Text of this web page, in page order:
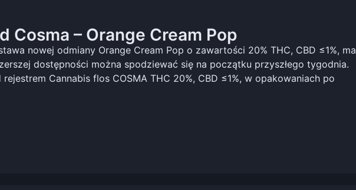
Cosma – Orange Cream Pop
nowej odmiany Orange Cream Pop o zawartości 20% THC, CBD ≤1%, ma
dostępności można spodziewać się na początku przyszłego tygodnia.
Cannabis flos COSMA THC 20%, CBD ≤1%, w opakowaniach po